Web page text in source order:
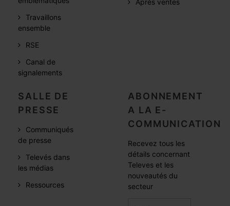
Travaillons
ensemble
RSE
Canal de
signalements
Après ventes
SALLE DE
PRESSE
Communiqués
de presse
Televés dans
les médias
Ressources
ABONNEMENT
A LA E-
COMMUNICATION
Recevez tous les
détails concernant
Televes et les
nouveautés du
secteur